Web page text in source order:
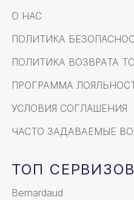
О НАС
ПОЛИТИКА
ПОЛИТИКА ВОЗВРАТА
ПРОГРАММА
УСЛОВИЯ СОГЛАШЕНИЯ
ЧАСТО ЗАДАВАЕМЫЕ
ТОП СЕРВИЗОВ
Bernardaud